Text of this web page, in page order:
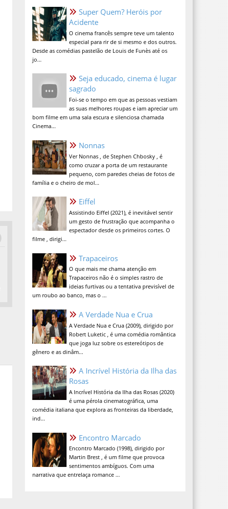
Super Quem? Heróis por
Acidente
O cinema francês sempre teve um talento
especial para rir de si mesmo e dos outros.
Desde as comédias pastelão de Louis de Funès até os
jo...
Seja educado, cinema é lugar
sagrado
Foi-se o tempo em que as pessoas vestiam
as suas melhores roupas e iam apreciar um
bom filme em uma sala escura e silenciosa chamada
Cinema...
Nonnas
Ver Nonnas , de Stephen Chbosky , é
como cruzar a porta de um restaurante
pequeno, com paredes cheias de fotos de
família e o cheiro de mol...
Eiffel
Assistindo Eiffel (2021), é inevitável sentir
um gesto de frustração que acompanha o
espectador desde os primeiros cortes. O
filme , dirigi...
Trapaceiros
O que mais me chama atenção em
Trapaceiros não é o simples rastro de
ideias furtivas ou a tentativa previsível de
um roubo ao banco, mas o ...
A Verdade Nua e Crua
A Verdade Nua e Crua (2009), dirigido por
Robert Luketic , é uma comédia romântica
que joga luz sobre os estereótipos de
gênero e as dinâm...
A Incrível História da Ilha das
Rosas
A Incrível História da Ilha das Rosas (2020)
é uma pérola cinematográfica, uma
comédia italiana que explora as fronteiras da liberdade,
ind...
Encontro Marcado
Encontro Marcado (1998), dirigido por
Martin Brest , é um filme que provoca
sentimentos ambíguos. Com uma
narrativa que entrelaça romance ...